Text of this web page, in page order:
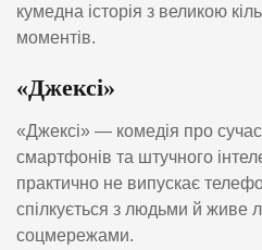
кумедна історія з великою
моментів.
«Джексі»
«Джексі» — комедія про
смартфонів та штучного
практично не випускає
спілкується з людьми й живе
соцмережами.